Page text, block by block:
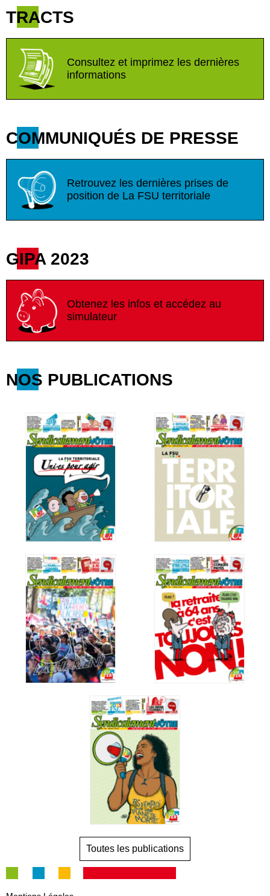
TRACTS
Consultez et imprimez les dernières
informations
COMMUNIQUÉS DE PRESSE
Retrouvez les dernières prises de
position de La FSU territoriale
GIPA 2023
Obtenez les infos et accédez au
simulateur
NOS PUBLICATIONS
Toutes les publications